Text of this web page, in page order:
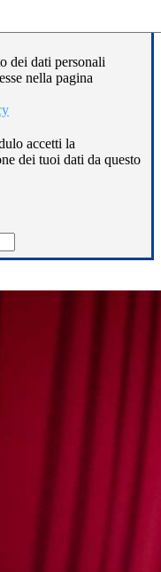
dei dati personali
nella pagina
accetti la
dei tuoi dati da questo